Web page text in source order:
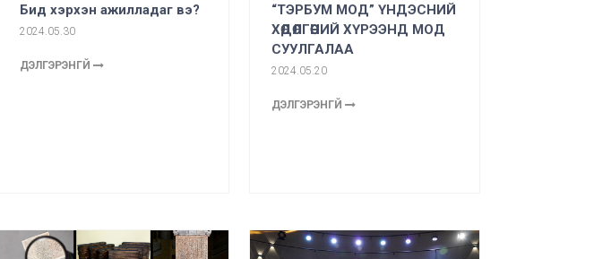
Бид хэрхэн ажилладаг вэ?
2024.05.30
ДЭЛГЭРЭНГҮЙ
“ТЭРБУМ МОД” ҮНДЭСНИЙ
ХӨДӨЛГӨӨНИЙ ХҮРЭЭНД МОД
СУУЛГАЛАА
2024.05.20
ДЭЛГЭРЭНГҮЙ